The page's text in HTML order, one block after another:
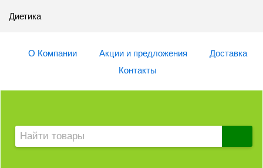
Диетика
О Компании Акции и предложения
Доставка
Контакты